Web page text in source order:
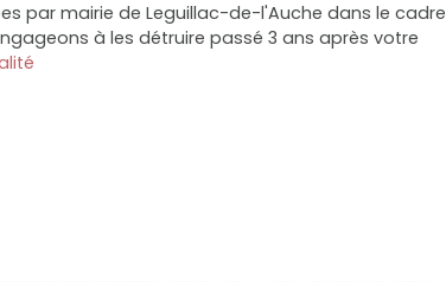
par mairie de Leguillac-de-l'Auche dans le cadre
à les détruire passé 3 ans après votre